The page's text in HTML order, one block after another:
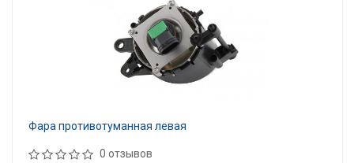
Фара противотуманная левая
0 отзывов